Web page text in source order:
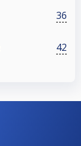
36
42